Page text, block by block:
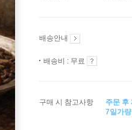
배송안내
배송비 : 무료
구매 시 참고사항
주문 후
7일가